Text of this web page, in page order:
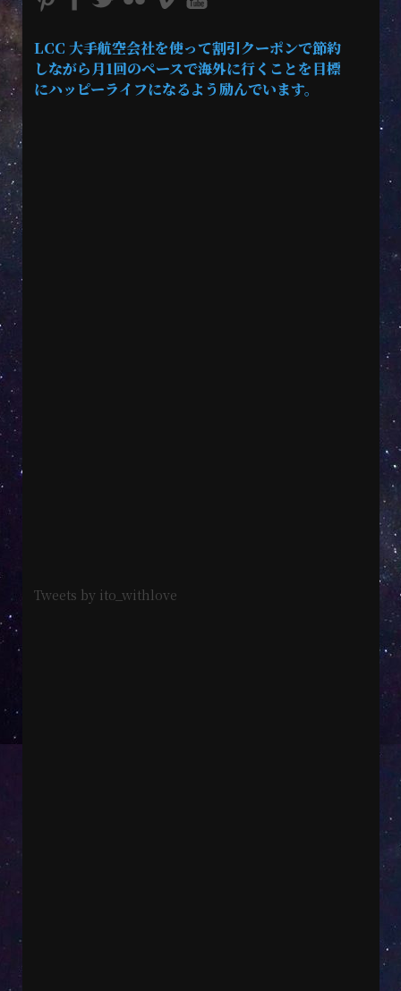
LCC 大手航空会社を使って割引クーポンで節約
しながら月1回のペースで海外に行くことを目標
にハッピーライフになるよう励んでいます。
Tweets by ito_withlove